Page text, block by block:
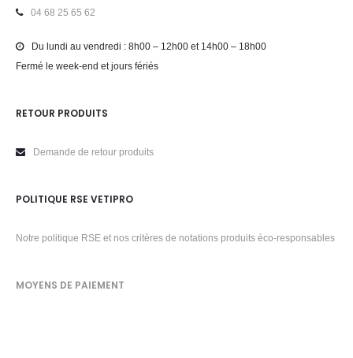
04 68 25 65 62
Du lundi au vendredi : 8h00 – 12h00 et 14h00 – 18h00
Fermé le week-end et jours fériés
RETOUR PRODUITS
Demande de retour produits
POLITIQUE RSE VETIPRO
Notre politique RSE et nos critères de notations produits éco-responsables
MOYENS DE PAIEMENT